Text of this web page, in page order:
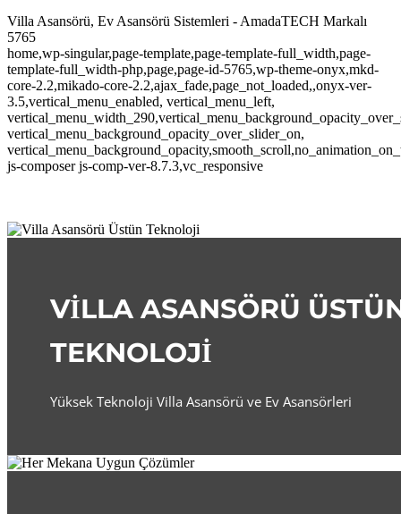
Villa Asansörü, Ev Asansörü Sistemleri - AmadaTECH Markalı
5765
home,wp-singular,page-template,page-template-full_width,page-
template-full_width-php,page,page-id-5765,wp-theme-onyx,mkd-
core-2.2,mikado-core-2.2,ajax_fade,page_not_loaded,,onyx-ver-
3.5,vertical_menu_enabled, vertical_menu_left,
vertical_menu_background_opacity_over_slider_on,
js-composer js-comp-ver-8.7.3,vc_responsive
VILLA ASANSÖRÜ
TEKNOLOJI
Yüksek Teknoloji Villa Asansörü ve Ev Asansörleri